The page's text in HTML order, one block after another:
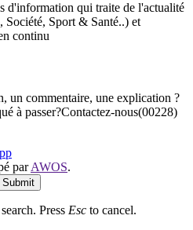
d'information qui traite de l'actualité
Sport & Santé..) et
continu
un commentaire, une explication ?
à passer?Contactez-nous(00228)
parAWOS.
Submit
Press Esc to cancel.